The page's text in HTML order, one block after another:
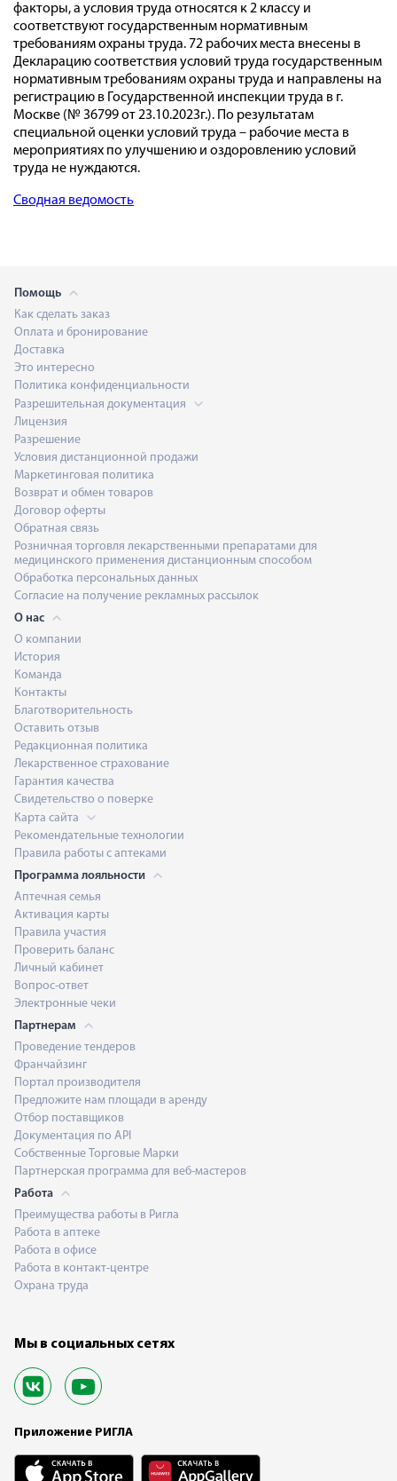
факторы, а условия труда относятся к 2 классу и
соответствуют государственным нормативным
требованиям охраны труда. 72 рабочих места внесены в
Декларацию соответствия условий труда государственным
нормативным требованиям охраны труда и направлены на
регистрацию в Государственной инспекции труда в г.
Москве (№ 36799 от 23.10.2023г.). По результатам
специальной оценки условий труда – рабочие места в
мероприятиях по улучшению и оздоровлению условий
труда не нуждаются.
Сводная ведомость
Помощь
Как сделать заказ
Оплата и бронирование
Доставка
Это интересно
Политика конфиденциальности
Разрешительная документация
Лицензия
Разрешение
Условия дистанционной продажи
Маркетинговая политика
Возврат и обмен товаров
Договор оферты
Обратная связь
Розничная торговля лекарственными препаратами для
медицинского применения дистанционным способом
Обработка персональных данных
Согласие на получение рекламных рассылок
О нас
О компании
История
Команда
Контакты
Благотворительность
Оставить отзыв
Редакционная политика
Лекарственное страхование
Гарантия качества
Свидетельство о поверке
Карта сайта
Рекомендательные технологии
Правила работы с аптеками
Программа лояльности
Аптечная семья
Активация карты
Правила участия
Проверить баланс
Личный кабинет
Вопрос-ответ
Электронные чеки
Партнерам
Проведение тендеров
Франчайзинг
Портал производителя
Предложите нам площади в аренду
Отбор поставщиков
Документация по API
Собственные Торговые Марки
Партнерская программа для веб-мастеров
Работа
Преимущества работы в Ригла
Работа в аптеке
Работа в офисе
Работа в контакт-центре
Охрана труда
Мы в социальных сетях
Приложение РИГЛА